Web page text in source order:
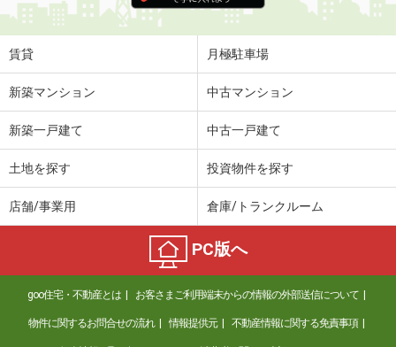
賃貸 月極駐車場
新築マンション 中古マンション
新築一戸建て 中古一戸建て
土地を探す 投資物件を探す
店舗/事業用 倉庫/トランクルーム
PC版へ
goo住宅・不動産とは お客さまご利用端末からの情報の外部送信について
物件に関するお問合せの流れ 情報提供元 不動産情報に関する免責事項